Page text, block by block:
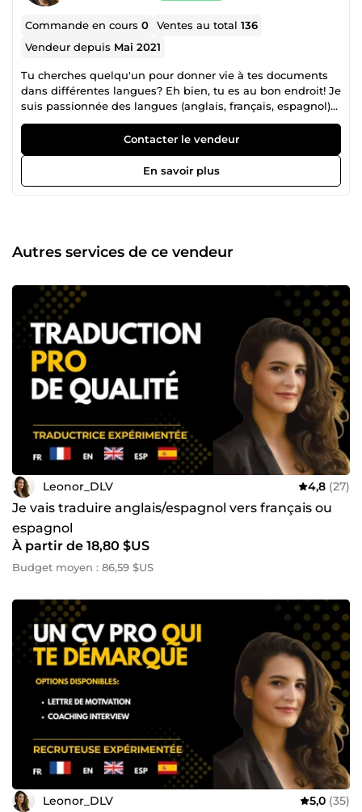
Commande en cours0 Ventes au total136
Vendeur depuis Mai 2021
Tu cherches quelqu'un pour donner vie à tes documents
dans différentes langues? Eh bien, tu es au bon endroit! Je
suis passionnée des langues (anglais, français, espagnol)
et je suis là pour rendre tes textes impeccables et
percutants, qu'ils soient destinés à être traduits ou
simplement relus. Mais ce n'est pas tout. Avec mes 8
années d'expérience dans le monde du recrutement, je
sais ce qui plait ou ne plait pas auprès des recruteurs. Je
de la meilleure façon de traduire ou relire tes documents,
ou faire briller ton profil professionnel, n'hésite pas à me
Contacter le vendeur
En savoir plus
Autres services de ce vendeur
Leonor_DLV 4,8 (27)
Je vais traduire anglais/espagnol vers français ou
espagnol
À partir de 18,80 $US
Budget moyen : 86,59 $US
Leonor_DLV 5,0 (35)